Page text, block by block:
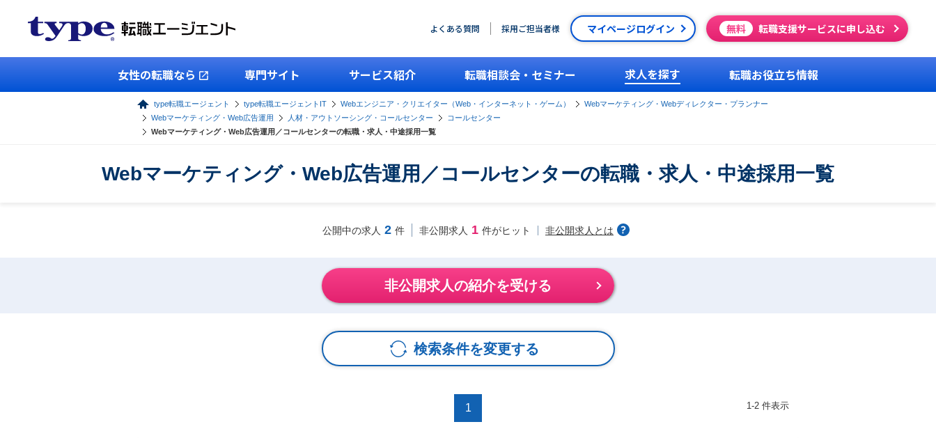
よくある質問 採用ご担当者様 マイページログイン 無料 転職支援サービスに申し込む
女性の転職なら 専門サイト サービス紹介 転職相談会・セミナー 求人を探す 転職お役立ち情報
type転職エージェント type転職エージェントIT Webエンジニア・クリエイター（Web・インターネット・ゲーム）
Webマーケティング・Webディレクター・プランナー
Webマーケティング・Web広告運用
人材・アウトソーシング・コールセンター
コールセンター
Webマーケティング・Web広告運用／コールセンターの転職・求人・中途採用一覧
Webマーケティング・Web広告運用／コールセンターの転職・求人・中途採用一覧
公開中の求人 2 件 非公開求人 1 件がヒット 非公開求人とは
非公開求人の紹介を受ける
検索条件を変更する
1 1-2 件表示